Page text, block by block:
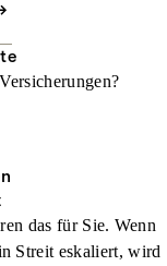
das für Sie. Wenn
Streit eskaliert, wird